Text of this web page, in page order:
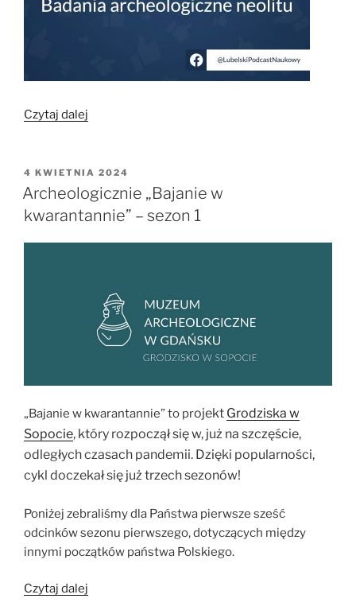
Czytaj dalej
„Badania
archeologiczne
neolitu””
OPUBLIKOWANE
W
4 KWIETNIA 2024
Archeologicznie „Bajanie w
kwarantannie” – sezon 1
„Bajanie w kwarantannie” to projekt Grodziska w
Sopocie, który rozpoczął się w, już na szczęście,
odległych czasach pandemii. Dzięki popularności,
cykl doczekał się już trzech sezonów!
Poniżej zebraliśmy dla Państwa pierwsze sześć
odcinków sezonu pierwszego, dotyczących między
innymi początków państwa Polskiego.
Czytaj dalej